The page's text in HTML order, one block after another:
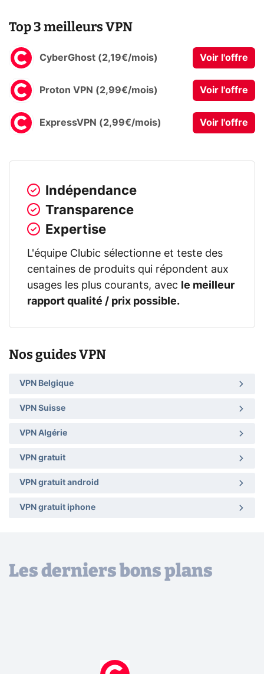
Top 3 meilleurs VPN
CyberGhost (2,19€/mois) Voir l'offre
Proton VPN (2,99€/mois) Voir l'offre
ExpressVPN (2,99€/mois) Voir l'offre
Indépendance
Transparence
Expertise
L'équipe Clubic sélectionne et teste des
centaines de produits qui répondent aux
usages les plus courants, avec
le meilleur
rapport qualité / prix possible.
Nos guides VPN
VPN Belgique
VPN Suisse
VPN Algérie
VPN gratuit
VPN gratuit android
VPN gratuit iphone
Les derniers bons plans